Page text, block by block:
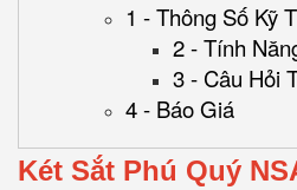
1 - Thông Số Kỹ
2 - Tính
3 - Câu Hỏi
4 - Báo Giá
Két Sắt Phú Quý